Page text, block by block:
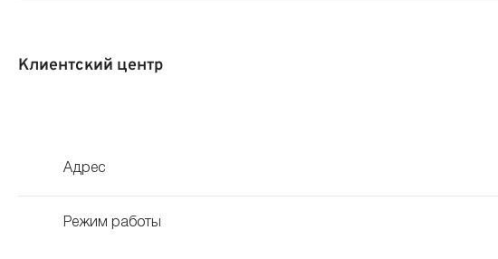
Клиентский центр
Адрес
Режим работы